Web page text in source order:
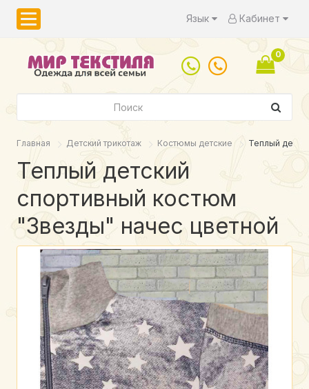
Язык Кабинет
0
Главная Детский трикотаж Костюмы детские Теплый
Теплый детский
спортивный костюм
"Звезды" начес цветной